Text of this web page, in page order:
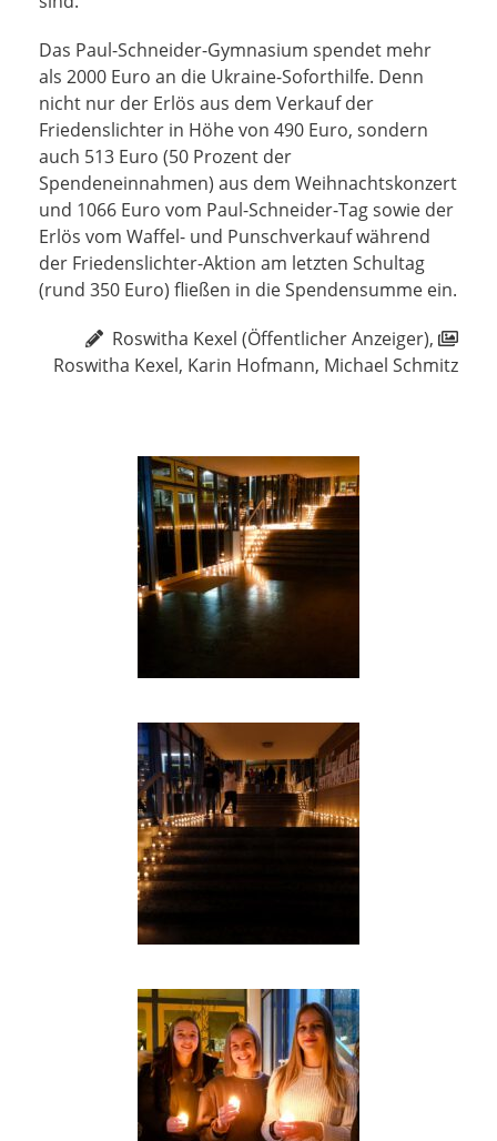
Das Paul-Schneider-Gymnasium spendet mehr
als 2000 Euro an die Ukraine-Soforthilfe. Denn
nicht nur der Erlös aus dem Verkauf der
Friedenslichter in Höhe von 490 Euro, sondern
auch 513 Euro (50 Prozent der
Spendeneinnahmen) aus dem Weihnachtskonzert
und 1066 Euro vom Paul-Schneider-Tag sowie der
Erlös vom Waffel- und Punschverkauf während
der Friedenslichter-Aktion am letzten Schultag
(rund 350 Euro) fließen in die Spendensumme ein.
Roswitha Kexel (Öffentlicher Anzeiger),
Roswitha Kexel, Karin Hofmann, Michael Schmitz